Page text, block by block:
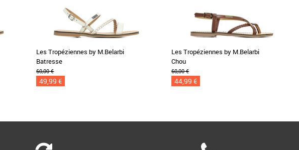
Les Tropéziennes by M.Belarbi
Batresse
60,00 €
49,99 €
Les Tropéziennes by M.Belarbi
Chou
60,00 €
44,99 €